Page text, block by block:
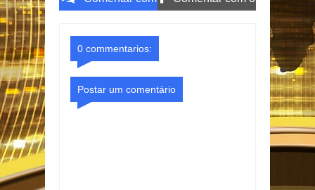
0 commentarios:
Postar um comentário